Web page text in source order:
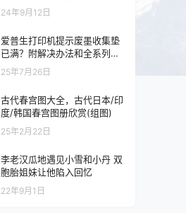
24年9月12日
爱普生打印机提示废墨收集垫
已满？附解决办法和全系列清
零工具和教程
25年7月26日
古代春宫图大全，古代日本/印
度/韩国春宫图册欣赏(组图)
25年2月22日
李老汉瓜地遇见小雪和小丹 双
胞胎姐妹让他陷入回忆
22年9月1日